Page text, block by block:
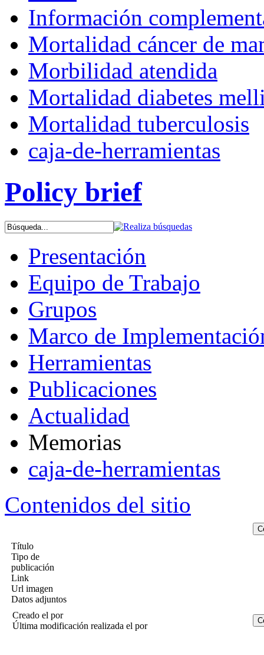
Información
Mortalidad cáncer de
Morbilidad atendida
Mortalidad diabetes
Mortalidad tuberculosis
caja-de-herramientas
Policy brief
Presentación
Equipo de Trabajo
Grupos
Marco de
Herramientas
Publicaciones
Actualidad
Memorias
caja-de-herramientas
Contenidos del sitio
Título
Tipo de
publicación
Link
Url imagen
Datos adjuntos
Creado el por
Última modificación realizada el por